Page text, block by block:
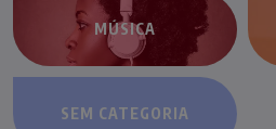
MÚSICA
SEM CATEGORIA